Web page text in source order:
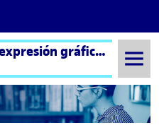
Taller de dibujo y expresión gráfica aula 3